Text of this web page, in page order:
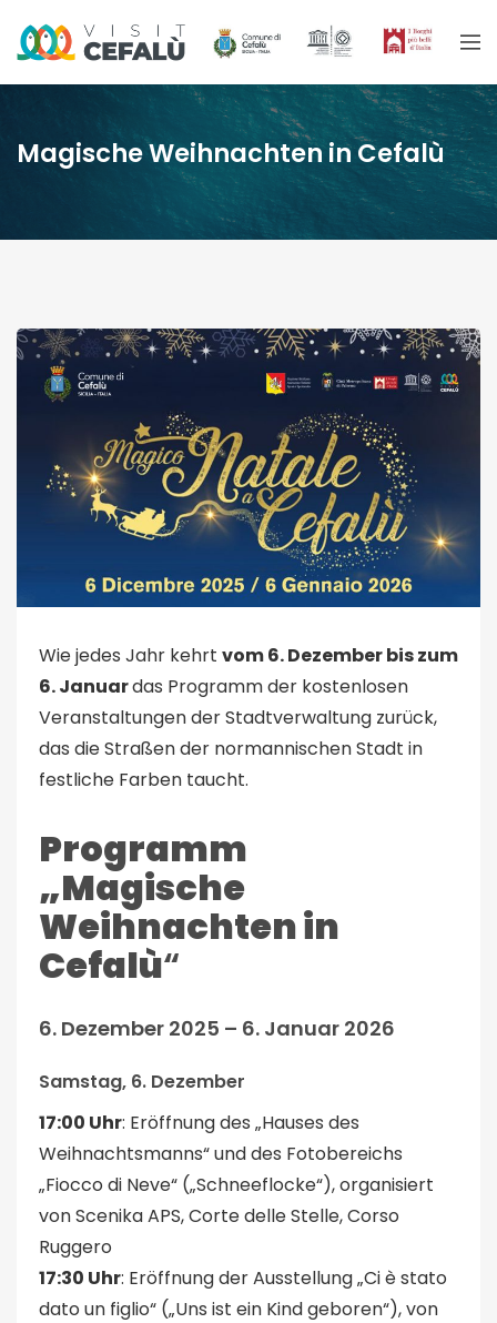
Magische Weihnachten in Cefalù
Wie jedes Jahr kehrt vom 6. Dezember bis zum
6. Januardas Programm der kostenlosen
Veranstaltungen der Stadtverwaltung zurück,
das die Straßen der normannischen Stadt in
festliche Farben taucht.
Programm
„Magische
Weihnachten in
Cefalù“
6. Dezember 2025 – 6. Januar 2026
Samstag, 6. Dezember
17:00 Uhr: Eröffnung des „Hauses des
Weihnachtsmanns“ und des Fotobereichs
„Fiocco di Neve“ („Schneeflocke“), organisiert
von Scenika APS, Corte delle Stelle, Corso
Ruggero
17:30 Uhr: Eröffnung der Ausstellung „Ci è stato
dato un figlio“ („Uns ist ein Kind geboren“), von